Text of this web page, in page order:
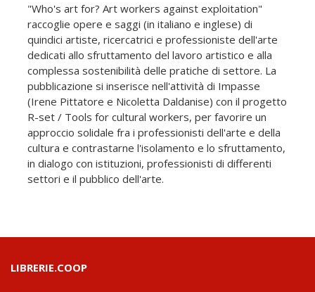
"Who's art for? Art workers against exploitation"
raccoglie opere e saggi (in italiano e inglese) di
quindici artiste, ricercatrici e professioniste dell'arte
dedicati allo sfruttamento del lavoro artistico e alla
complessa sostenibilità delle pratiche di settore. La
pubblicazione si inserisce nell'attività di Impasse
(Irene Pittatore e Nicoletta Daldanise) con il progetto
R-set / Tools for cultural workers, per favorire un
approccio solidale fra i professionisti dell'arte e della
cultura e contrastarne l'isolamento e lo sfruttamento,
in dialogo con istituzioni, professionisti di differenti
settori e il pubblico dell'arte.
LIBRERIE.COOP